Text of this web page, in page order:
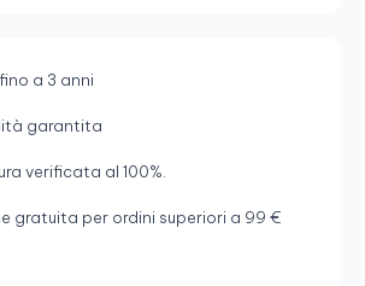
a 3 anni
garantita
verificata al 100%.
gratuita per ordini superiori a 99 €